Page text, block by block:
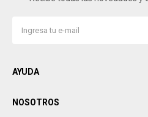
AYUDA
NOSOTROS